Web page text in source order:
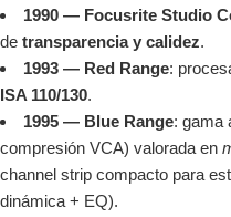
1990 — Focusrite Studio
de transparencia y calidez.
1993 — Red Range:
ISA 110/130.
1995 — Blue Range: gama
compresión VCA) valorada en
channel strip compacto para
dinámica + EQ).